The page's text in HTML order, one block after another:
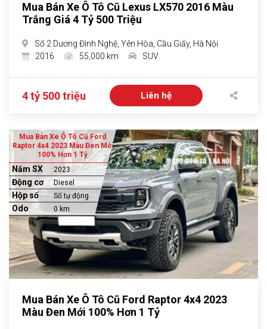
Mua Bán Xe Ô Tô Cũ Lexus LX570 2016 Màu
Trắng Giá 4 Tỷ 500 Triệu
Số 2 Dương Đình Nghệ, Yên Hòa, Cầu Giấy, Hà Nội
2016
55,000 km SUV
4 tỷ 500 triệu Liên hệ
Mua Bán Xe Ô Tô Cũ Ford
Raptor 4x4 2023 Màu Đen Mới
100% Hơn 1 Tỷ
Năm SX 2023
Động cơ Diesel
Hộp số Số tự động
Odo 0 km
Mua Bán Xe Ô Tô Cũ Ford Raptor 4x4 2023
Màu Đen Mới 100% Hơn 1 Tỷ